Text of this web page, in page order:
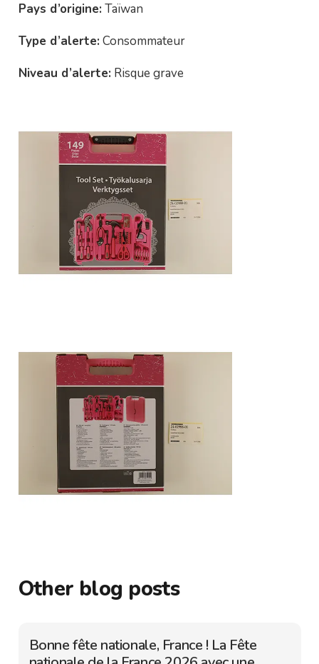
Pays d’origine: Taïwan
Type d’alerte: Consommateur
Niveau d’alerte: Risque grave
Other blog posts
Bonne fête nationale, France ! La Fête